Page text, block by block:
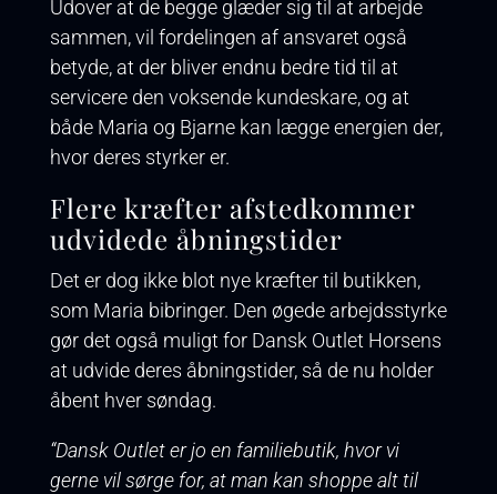
Udover at de begge glæder sig til at arbejde
sammen, vil fordelingen af ansvaret også
betyde, at der bliver endnu bedre tid til at
servicere den voksende kundeskare, og at
både Maria og Bjarne kan lægge energien der,
hvor deres styrker er.
Flere kræfter afstedkommer
udvidede åbningstider
Det er dog ikke blot nye kræfter til butikken,
som Maria bibringer. Den øgede arbejdsstyrke
gør det også muligt for Dansk Outlet Horsens
at udvide deres åbningstider, så de nu holder
åbent hver søndag.
“Dansk Outlet er jo en familiebutik, hvor vi
gerne vil sørge for, at man kan shoppe alt til